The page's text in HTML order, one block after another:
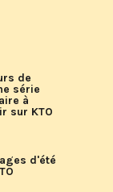
de
série
à
sur KTO
d'été